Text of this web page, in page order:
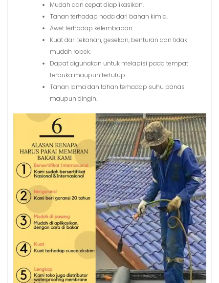
Mudah dan cepat diaplikasikan.
Tahan terhadap noda dari bahan kimia.
Awet terhadap kelembaban.
Kuat dari tekanan, gesekan, benturan dan tidak
mudah robek.
Dapat digunakan untuk melapisi pada tempat
terbuka maupun tertutup.
Tahan lama dan tahan terhadap suhu panas
maupun dingin.